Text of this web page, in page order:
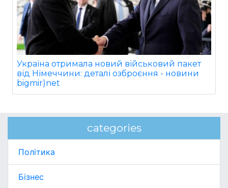
Україна отримала новий військовий пакет
від Німеччини: деталі озброєння - новини
bigmir)net
categories
Політика
Бізнес